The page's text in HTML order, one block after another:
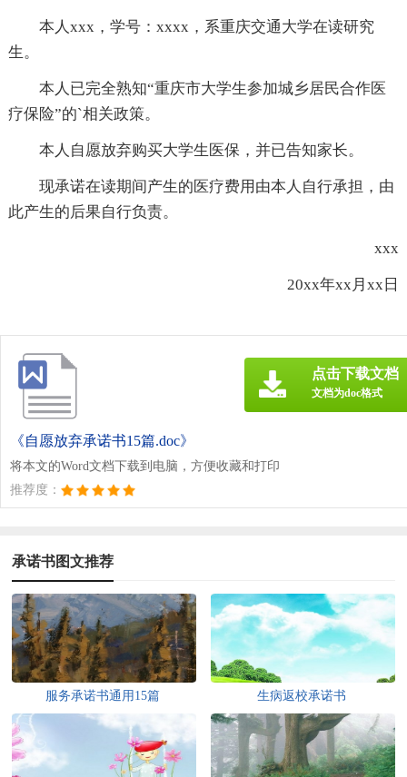
本人xxx，学号：xxxx，系重庆交通大学在读研究
生。
本人已完全熟知“重庆市大学生参加城乡居民合作医
疗保险”的`相关政策。
本人自愿放弃购买大学生医保，并已告知家长。
现承诺在读期间产生的医疗费用由本人自行承担，由
此产生的后果自行负责。
xxx
20xx年xx月xx日
《自愿放弃承诺书15篇.doc》
将本文的Word文档下载到电脑，方便收藏和打印
推荐度：
点击下载文档
文档为doc格式
承诺书图文推荐
服务承诺书通用15篇 生病返校承诺书